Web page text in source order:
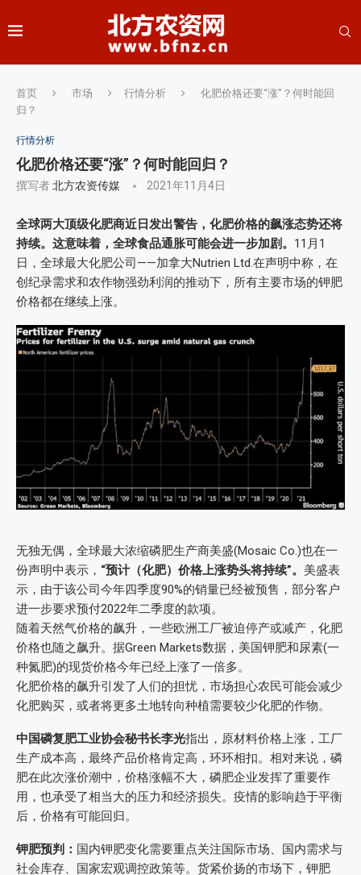
首页 市场 行情分析
化肥价格还要“涨”？何时能回
归？
行情分析
化肥价格还要“涨”？何时能回归？
撰写者北方农资传媒 2021年11月4日
全球两大顶级化肥商近日发出警告，化肥价格的飙涨态势还将
持续。这意味着，全球食品通胀可能会进一步加剧。 11月1
日，全球最大化肥公司——加拿大Nutrien Ltd.在声明中称，在
创纪录需求和农作物强劲利润的推动下，所有主要市场的钾肥
价格都在继续上涨。
无独无偶，全球最大浓缩磷肥生产商美盛(Mosaic Co.)也在一
份声明中表示， “预计（化肥）价格上涨势头将持续”。 美盛表
示，由于该公司今年四季度90%的销量已经被预售，部分客户
进一步要求预付2022年二季度的款项。
随着天然气价格的飙升，一些欧洲工厂被迫停产或减产，化肥
价格也随之飙升。据Green Markets数据，美国钾肥和尿素(一
种氮肥)的现货价格今年已经上涨了一倍多。
化肥价格的飙升引发了人们的担忧，市场担心农民可能会减少
化肥购买，或者将更多土地转向种植需要较少化肥的作物。
中国磷复肥工业协会秘书长李光指出，原材料价格上涨，工厂
生产成本高，最终产品价格肯定高，环环相扣。相对来说，磷
肥在此次涨价潮中，价格涨幅不大，磷肥企业发挥了重要作
用，也承受了相当大的压力和经济损失。疫情的影响趋于平衡
后，价格有可能回归。
钾肥预判： 国内钾肥变化需要重点关注国际市场、国内需求与
社会库存、国家宏观调控政策等。货紧价扬的市场下，钾肥